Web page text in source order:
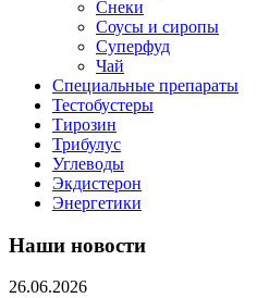
Снеки
Соусы и сиропы
Суперфуд
Чай
Специальные препараты
Тестобустеры
Тирозин
Трибулус
Углеводы
Экдистерон
Энергетики
Наши новости
26.06.2026